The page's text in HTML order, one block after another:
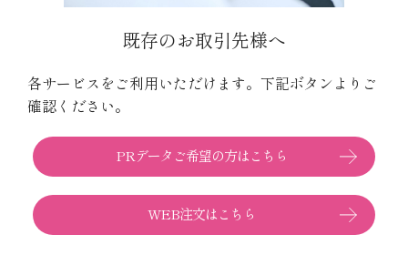
既存のお取引先様へ
各サービスをご利用いただけます。 下記ボタンよりご
確認ください。
PRデータご希望の方はこちら
WEB注文はこちら